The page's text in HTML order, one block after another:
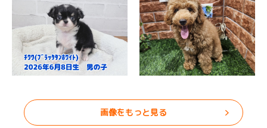
画像をもっと見る